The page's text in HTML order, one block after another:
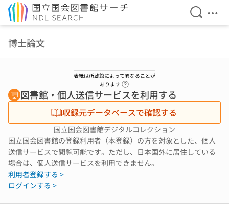
検索を
メ
博士論文
表紙は所蔵館によって異なることが
あります
図書館・個人送信サービスを利用する
収録元データベースで確認する
国立国会図書館デジタルコレクション
国立国会図書館の登録利用者（本登録）の方を対象とした、個人
送信サービスで閲覧可能です。ただし、日本国外に居住している
場合は、個人送信サービスを利用できません。
利用者登録する >
ログインする >